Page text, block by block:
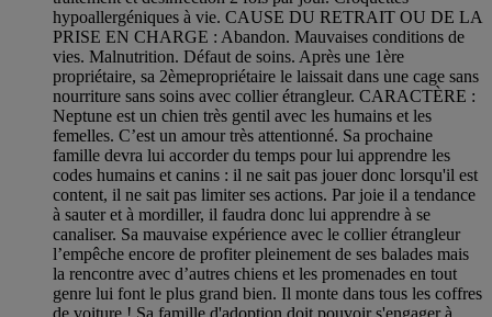
hypoallergéniques à vie. CAUSE DU RETRAIT OU DE LA
PRISE EN CHARGE : Abandon. Mauvaises conditions de
vies. Malnutrition. Défaut de soins. Après une 1ère
propriétaire, sa 2èmepropriétaire le laissait dans une cage sans
nourriture sans soins avec collier étrangleur. CARACTÈRE :
Neptune est un chien très gentil avec les humains et les
femelles. C’est un amour très attentionné. Sa prochaine
famille devra lui accorder du temps pour lui apprendre les
codes humains et canins : il ne sait pas jouer donc lorsqu'il est
content, il ne sait pas limiter ses actions. Par joie il a tendance
à sauter et à mordiller, il faudra donc lui apprendre à se
canaliser. Sa mauvaise expérience avec le collier étrangleur
l’empêche encore de profiter pleinement de ses balades mais
la rencontre avec d’autres chiens et les promenades en tout
genre lui font le plus grand bien. Il monte dans tous les coffres
de voiture ! Sa famille d'adoption doit pouvoir s'engager à